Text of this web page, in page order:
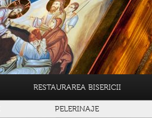
RESTAURAREA BISERICII
PELERINAJE